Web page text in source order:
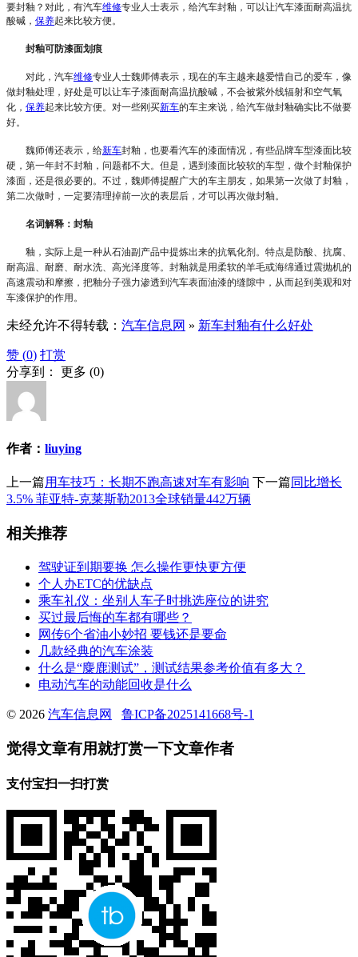
要封釉？对此，有汽车维修专业人士表示，给汽车封釉，可以让汽车漆面耐高温抗
酸碱， 保养起来比较方便。
封釉可防漆面划痕
对此，汽车维修专业人士魏师傅表示，现在的车主越来越爱惜自己的爱车，像
做封釉处理，好处是可以让车子漆面耐高温抗酸碱，不会被紫外线辐射和空气氧
化， 保养起来比较方便。对一些刚买新车的车主来说，给汽车做封釉确实比不做要
好。
魏师傅还表示，给新车封釉，也要看汽车的漆面情况，有些品牌车型漆面比较
硬，第一年封不封釉，问题都不大。但是，遇到漆面比较软的车型，做个封釉保护
漆面，还是很必要的。不过，魏师傅提醒广大的车主朋友，如果第一次做了封釉，
第二次做时，一定要清理掉前一次的表层后，才可以再次做封釉。
名词解释：封釉
釉，实际上是一种从石油副产品中提炼出来的抗氧化剂。特点是防酸、抗腐、
耐高温、耐磨、耐水洗、高光泽度等。封釉就是用柔软的羊毛或海绵通过震抛机的
高速震动和摩擦，把釉分子强力渗透到汽车表面油漆的缝隙中，从而起到美观和对
车漆保护的作用。
未经允许不得转载： 汽车信息网 » 新车封釉有什么好处
赞 (0) 打赏
分享到： 更多 (0)
作者： liuying
上一篇用车技巧：长期不跑高速对车有影响 下一篇同比增长
3.5% 菲亚特-克莱斯勒2013全球销量442万辆
相关推荐
驾驶证到期要换 怎么操作更快更方便
个人办ETC的优缺点
乘车礼仪：坐别人车子时挑选座位的讲究
买过最后悔的车都有哪些？
网传6个省油小妙招 要钱还是要命
几款经典的汽车涂装
什么是“麋鹿测试”，测试结果参考价值有多大？
电动汽车的动能回收是什么
© 2026 汽车信息网 鲁ICP备2025141668号-1
觉得文章有用就打赏一下文章作者
支付宝扫一扫打赏